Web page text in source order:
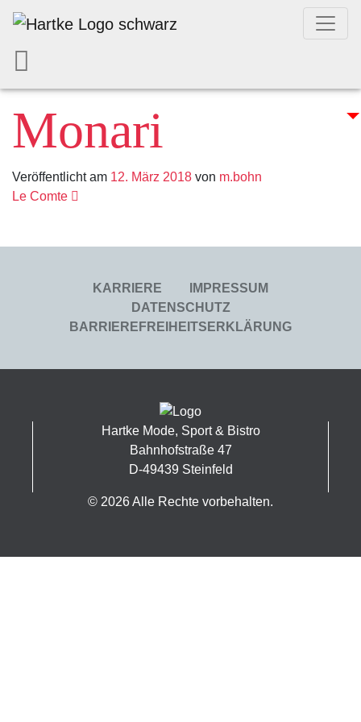
Monari
Veröffentlicht am 12. März 2018 von m.bohn
Beitrags-
Le Comte
KARRIERE
IMPRESSUM
DATENSCHUTZ
BARRIEREFREIHEITSERKLÄRUNG
Hartke Mode, Sport & Bistro
Bahnhofstraße 47
D-49439 Steinfeld
© 2026 Alle Rechte vorbehalten.